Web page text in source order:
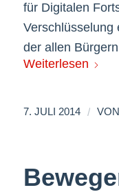
für Digitalen
Verschlüsselung
der allen
Weiterlesen
7. JULI 2014 / VON